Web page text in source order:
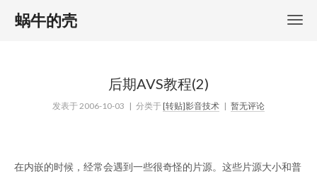
蜗牛的壳
后期AVS教程(2)
发表于2006-10-03 | 分类于[转贴]影音技术 | 暂无评论
在内嵌的时候，经常会遇到一些很奇怪的片源。这些片源大小和普